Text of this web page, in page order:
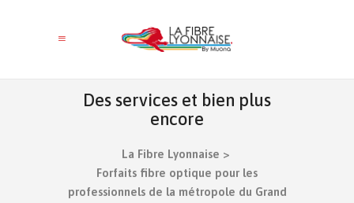
Des services et bien plus
encore
La Fibre Lyonnaise >
Forfaits fibre optique pour les
professionnels de la métropole du Grand